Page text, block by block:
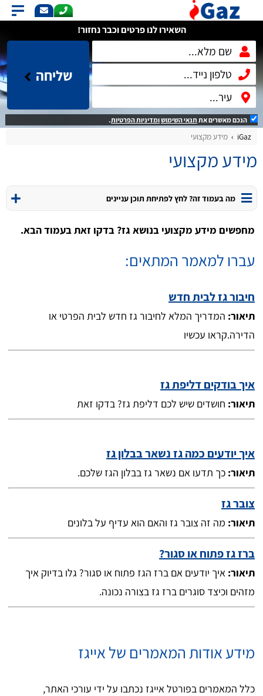
השאירו לנו פרטים וכבר נחזור!
שליחה
הנכם מאשרים את תנאי השימושומדיניות הפרטיות.
iGaz מידע מקצועי
מידע מקצועי
מה בעמוד זה? לחץ לפתיחת תוכן עניינים
מחפשים מידע מקצועי בנושא גז? בדקו זאת בעמוד הבא.
עברו למאמר המתאים:
חיבור גז לבית חדש
תיאור: המדריך המלא לחיבור גז חדש לבית הפרטי או
הדירה.קראו עכשיו
איך בודקים דליפת גז
תיאור: חושדים שיש לכם דליפת גז? בדקו זאת
איך יודעים כמה גז נשאר בבלון גז
תיאור: כך תדעו אם נשאר גז בבלון הגז שלכם.
צובר גז
תיאור: מה זה צובר גז והאם הוא עדיף על בלונים
ברז גז פתוח או סגור?
תיאור: איך יודעים אם ברז הגז פתוח או סגור? גלו בדיוק איך
מזהים וכיצד סוגרים ברז גז בצורה נכונה.
מידע אודות המאמרים של אייגז
כלל המאמרים בפורטל אייגז נכתבו על ידי עורכי האתר,